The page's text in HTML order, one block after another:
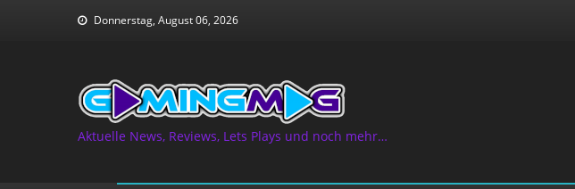
Donnerstag, August 06, 2026
Aktuelle News, Reviews, Lets Plays und noch mehr…